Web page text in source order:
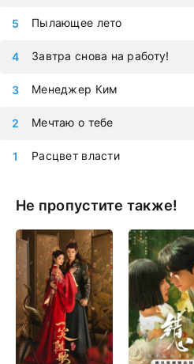
Расцвет власти
Мечтаю о тебе
Менеджер Ким
Завтра снова на работу!
Пылающее лето
Не пропустите также!